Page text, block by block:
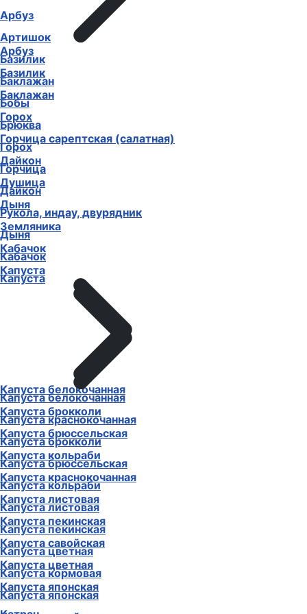
Арбуз
Базилик
Баклажан
Горох
Горчица сарептская (салатная)
Дайкон
Душица
Дыня
Земляника
Кабачок
Капуста
Капуста белокочанная
Капуста брокколи
Капуста брюссельская
Капуста кольраби
Капуста краснокочанная
Капуста листовая
Капуста пекинская
Капуста савойская
Капуста цветная
Капуста японская
Арбуз
Артишок
Базилик
Баклажан
Бобы
Брюква
Горох
Горчица
Дайкон
Рукола, индау, двурядник
Дыня
Кабачок
Капуста
Капуста белокочанная
Капуста краснокочанная
Капуста брокколи
Капуста брюссельская
Капуста кольраби
Капуста листовая
Капуста пекинская
Капуста цветная
Капуста кормовая
Капуста японская